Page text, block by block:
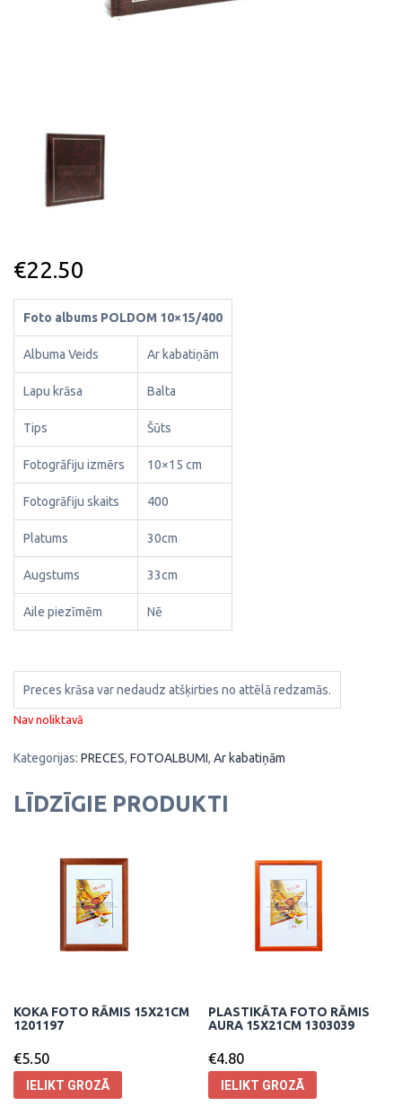
€22.50
Foto albums POLDOM 10×15/400
Albuma Veids Ar kabatiņām
Lapu krāsa Balta
Tips Šūts
Fotogrāfiju izmērs 10×15 cm
Fotogrāfiju skaits 400
Platums 30cm
Augstums 33cm
Aile piezīmēm Nē
Preces krāsa var nedaudz atšķirties no attēlā redzamās.
Nav noliktavā
Kategorijas: PRECES, FOTOALBUMI, Ar kabatiņām
LĪDZĪGIE PRODUKTI
KOKA FOTO RĀMIS 15X21CM
1201197
€5.50
IELIKT GROZĀ
PLASTIKĀTA FOTO RĀMIS
AURA 15X21CM 1303039
€4.80
IELIKT GROZĀ